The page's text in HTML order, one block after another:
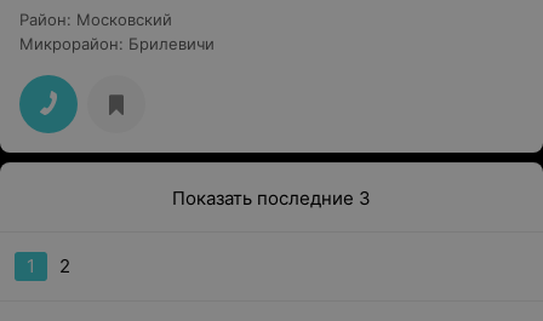
Район: Московский
Микрорайон: Брилевичи
Показать последние 3
1 2